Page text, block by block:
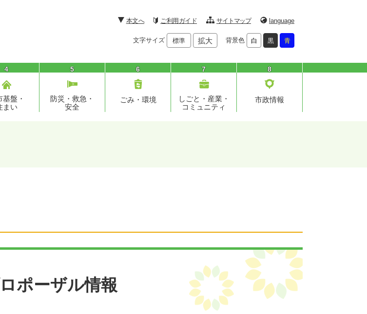
本文へ ご利用ガイド サイトマップ language
文字サイズ 標準 拡大 背景色 白 黒 青
4
基盤・
まい
5
防災・救急・
安全
6
ごみ・環境
7
しごと・産業・
コミュニティ
8
市政情報
ポーザル情報